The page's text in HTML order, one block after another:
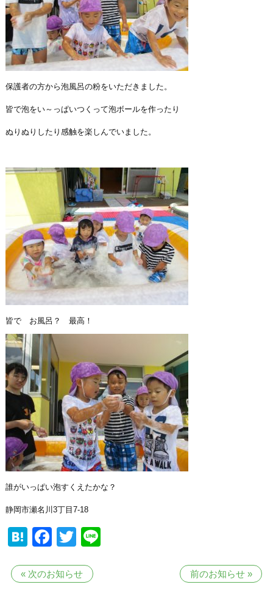
保護者の方から泡風呂の粉をいただきました。
皆で泡をい～ っぱいつくって泡ボールを作ったり
ぬりぬりしたり感触を楽しんでいました。
皆で お風呂？ 最高！
誰がいっぱい泡すくえたかな？
静岡市瀬名川3丁目7-18
Hatena
Facebook
Twitter
前のお知らせ»
« 次のお知らせ